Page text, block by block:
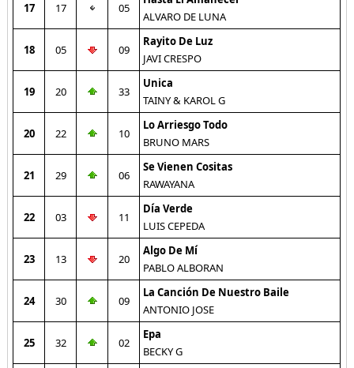
17 17 05
ALVARO DE LUNA
18 05 09
Rayito De Luz
JAVI CRESPO
19 20 33
Unica
TAINY & KAROL G
20 22 10
Lo Arriesgo Todo
BRUNO MARS
21 29 06
Se Vienen Cositas
RAWAYANA
22 03 11
Día Verde
LUIS CEPEDA
23 13 20
Algo De Mí
PABLO ALBORAN
24 30 09
La Canción De Nuestro Baile
ANTONIO JOSE
25 32 02
Epa
BECKY G